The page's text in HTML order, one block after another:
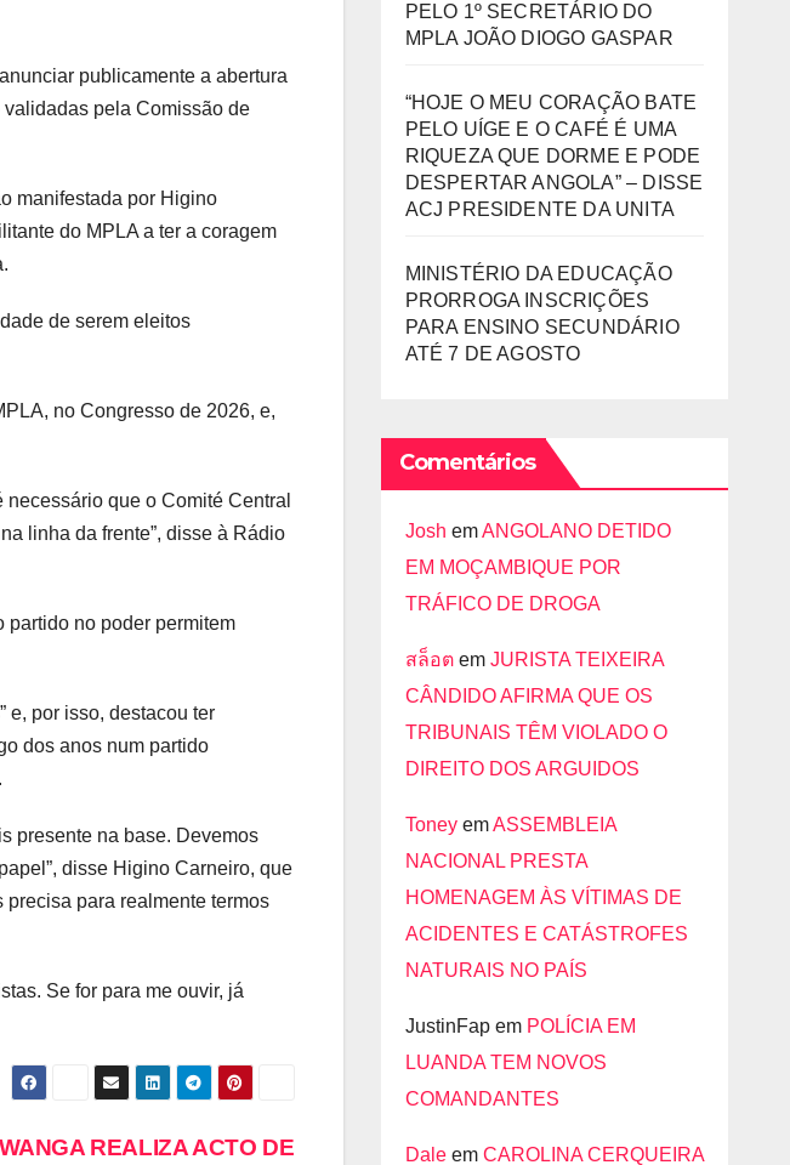
publicamente a abertura
pela Comissão de
manifestada por Higino
do MPLA a ter a coragem
de serem eleitos
no Congresso de 2026, e,
que o Comité Central
linha da frente”, disse à Rádio
partido no poder permitem
e, por isso, destacou ter
dos anos num partido
presente na base. Devemos
disse Higino Carneiro, que
para realmente termos
Se for para me ouvir, já
REALIZA ACTO DE
PELO 1º SECRETÁRIO DO
MPLA JOÃO DIOGO GASPAR
“HOJE O MEU CORAÇÃO BATE
PELO UÍGE E O CAFÉ É UMA
RIQUEZA QUE DORME E PODE
DESPERTAR ANGOLA” – DISSE
ACJ PRESIDENTE DA UNITA
MINISTÉRIO DA EDUCAÇÃO
PRORROGA INSCRIÇÕES
PARA ENSINO SECUNDÁRIO
ATÉ 7 DE AGOSTO
Comentários
Josh emANGOLANO DETIDO
EM MOÇAMBIQUE POR
TRÁFICO DE DROGA
สล็อตem JURISTA TEIXEIRA
CÂNDIDO AFIRMA QUE OS
TRIBUNAIS TÊM VIOLADO O
DIREITO DOS ARGUIDOS
ToneyemASSEMBLEIA
NACIONAL PRESTA
HOMENAGEM ÀS VÍTIMAS DE
ACIDENTES E CATÁSTROFES
NATURAIS NO PAÍS
JustinFapem POLÍCIA EM
LUANDA TEM NOVOS
COMANDANTES
Daleem CAROLINA CERQUEIRA